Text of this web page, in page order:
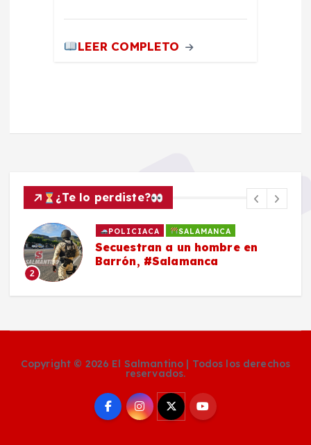
LEER COMPLETO
¿Te lo perdiste?
2
POLICIACA SALAMANCA
Secuestran a un hombre en
Barrón, #Salamanca
Copyright © 2026 El Salmantino | Todos los derechos
reservados.